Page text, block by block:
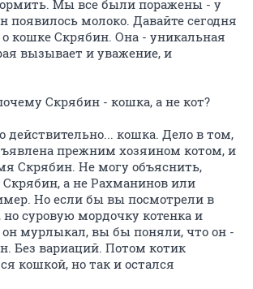
Мы все были поражены - у
появилось молоко. Давайте сегодня
кошке Скрябин. Она - уникальная
вызывает и уважение, и
Скрябин - кошка, а не кот?
действительно... кошка. Дело в том,
прежним хозяином котом, и
Скрябин. Не могу объяснить,
а не Рахманинов или
Но если бы вы посмотрели в
суровую мордочку котенка и
мурлыкал, вы бы поняли, что он -
Без вариаций. Потом котик
кошкой, но так и остался